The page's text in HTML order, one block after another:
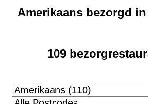
Amerikaans bezorgd in
109